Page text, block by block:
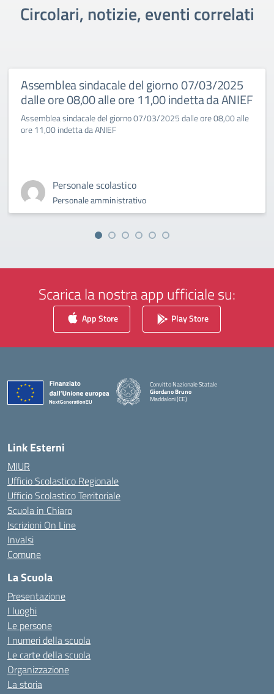
Circolari, notizie, eventi correlati
Assemblea sindacale del giorno 07/03/2025
dalle ore 08,00 alle ore 11,00 indetta da ANIEF
Assemblea sindacale del giorno 07/03/2025 dalle ore 08,00 alle
ore 11,00 indetta da ANIEF
Personale scolastico
Personale amministrativo
Scarica la nostra app ufficiale su:
App Store Play Store
Convitto Nazionale Statale
Giordano Bruno
Maddaloni (CE)
Link Esterni
MIUR
Ufficio Scolastico Regionale
Ufficio Scolastico Territoriale
Scuola in Chiaro
Iscrizioni On Line
Invalsi
Comune
La Scuola
Presentazione
I luoghi
Le persone
I numeri della scuola
Le carte della scuola
Organizzazione
La storia